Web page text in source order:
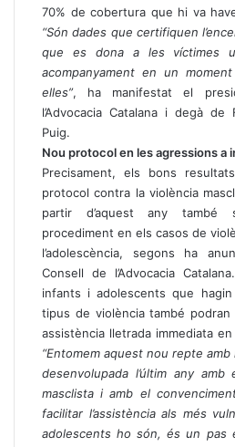
70% de cobertura que hi va
“Són dades que certifiquen
que es dona a les víctimes
acompanyament en un
elles”, ha manifestat el
l’Advocacia Catalana i degà de
Puig.
Nou protocol en les agressions a
Precisament, els bons
protocol contra la violència
partir d’aquest any també
procediment en els casos de
l’adolescència, segons ha
Consell de l’Advocacia
infants i adolescents que hagin
tipus de violència també podran
assistència lletrada immediata
“Entomem aquest nou repte amb
desenvolupada l’últim any
masclista i amb el
facilitar l’assistència als més
adolescents ho són, és un pas